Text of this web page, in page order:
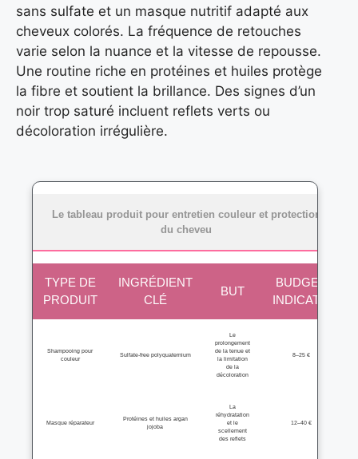
sans sulfate et un masque nutritif adapté aux
cheveux colorés. La fréquence de retouches
varie selon la nuance et la vitesse de repousse.
Une routine riche en protéines et huiles protège
la fibre et soutient la brillance. Des signes d’un
noir trop saturé incluent reflets verts ou
décoloration irrégulière.
Le tableau produit pour entretien couleur et protection
du cheveu
TYPE DE
PRODUIT
INGRÉDIENT
CLÉ
BUT
BUDGET
INDICATIF
Shampooing pour
couleur
Sulfate-free polyquaternium
Le
prolongement
de la tenue et
la limitation
de la
décoloration
8–25 €
Masque réparateur
Protéines et huiles argan
jojoba
La
réhydratation
et le
scellement
des reflets
12–40 €